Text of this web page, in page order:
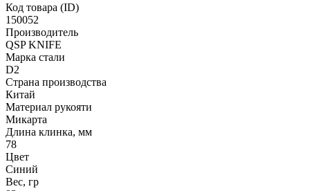
Код товара (ID)
150052
Производитель
QSP KNIFE
Марка стали
D2
Страна производства
Китай
Материал рукояти
Микарта
Длина клинка, мм
78
Цвет
Синий
Вес, гр